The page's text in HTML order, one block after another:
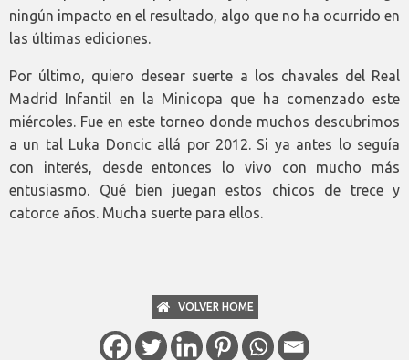
ningún impacto en el resultado, algo que no ha ocurrido en
las últimas ediciones.
Por último, quiero desear suerte a los chavales del Real
Madrid Infantil en la Minicopa que ha comenzado este
miércoles. Fue en este torneo donde muchos descubrimos
a un tal Luka Doncic allá por 2012. Si ya antes lo seguía
con interés, desde entonces lo vivo con mucho más
entusiasmo. Qué bien juegan estos chicos de trece y
catorce años. Mucha suerte para ellos.
VOLVER HOME